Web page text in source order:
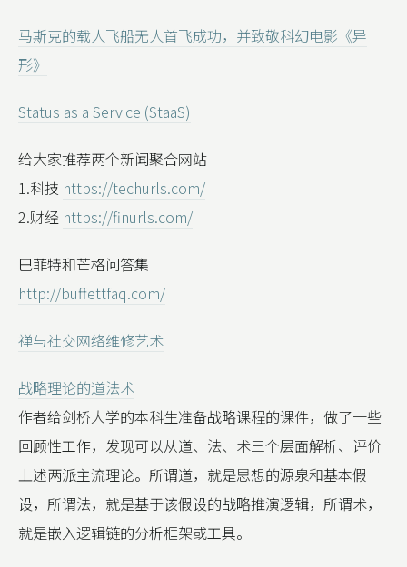
马斯克的载人飞船无人首飞成功，并致敬科幻电影《异
形》
Status as a Service (StaaS)
给大家推荐两个新闻聚合网站
1.科技 https://techurls.com/
2.财经 https://finurls.com/
巴菲特和芒格问答集
http://buffettfaq.com/
禅与社交网络维修艺术
战略理论的道法术
作者给剑桥大学的本科生准备战略课程的课件，做了一些
回顾性工作，发现可以从道、法、术三个层面解析、评价
上述两派主流理论。所谓道，就是思想的源泉和基本假
设，所谓法，就是基于该假设的战略推演逻辑，所谓术，
就是嵌入逻辑链的分析框架或工具。